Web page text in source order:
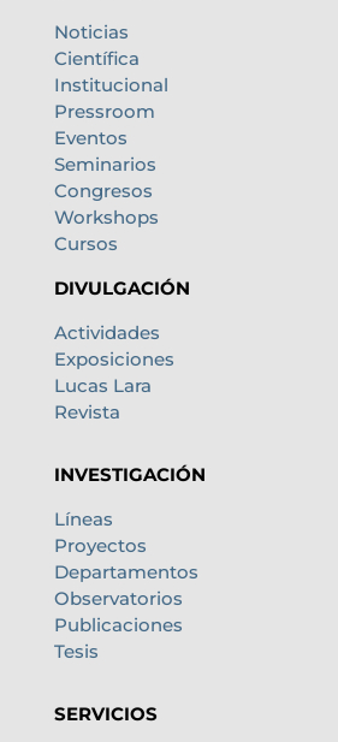
Noticias
Científica
Institucional
Pressroom
Eventos
Seminarios
Congresos
Workshops
Cursos
DIVULGACIÓN
Actividades
Exposiciones
Lucas Lara
Revista
INVESTIGACIÓN
Líneas
Proyectos
Departamentos
Observatorios
Publicaciones
Tesis
SERVICIOS